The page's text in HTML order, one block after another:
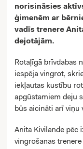
norisināsies
ģimenēm ar
vadīs trenere
dejotājām.
Rotaļīgā brīvdabas
iespēja vingrot,
iekļautas kustību
apgūstamiem deju
būs aicināti arī viņu
Anita Kivilande pēc
vingrošanas